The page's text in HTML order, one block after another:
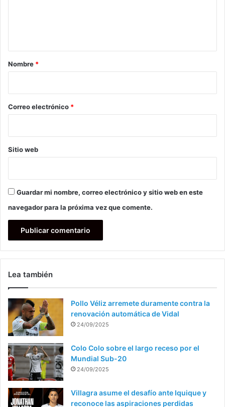
r
*
Nombre *
Correo electrónico *
Sitio web
Guardar mi nombre, correo electrónico y sitio web en este
navegador para la próxima vez que comente.
Lea también
Pollo Véliz arremete duramente contra la
renovación automática de Vidal
24/09/2025
Colo Colo sobre el largo receso por el
Mundial Sub-20
24/09/2025
Villagra asume el desafío ante Iquique y
reconoce las aspiraciones perdidas